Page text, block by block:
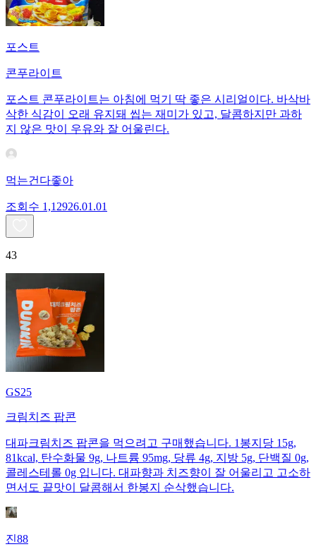
포스트
콘푸라이트
포스트 콘푸라이트는 아침에 먹기 딱 좋은 시리얼이다. 바삭바
삭한 식감이 오래 유지돼 씹는 재미가 있고, 달콤하지만 과하
지 않은 맛이 우유와 잘 어울린다.
먹는건다좋아
조회수 1,12926.01.01
43
GS25
크림치즈 팝콘
대파크림치즈 팝콘을 먹으려고 구매했습니다. 1봉지당 15g,
81kcal, 탄수화물 9g, 나트륨 95mg, 당류 4g, 지방 5g, 단백질 0g,
콜레스테롤 0g 입니다. 대파향과 치즈향이 잘 어울리고 고소하
면서도 끝맛이 달콤해서 한봉지 순삭했습니다.
진88